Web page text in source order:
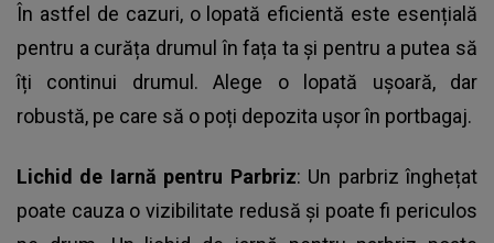
În astfel de cazuri, o lopată eficientă este esențială
pentru a curăța drumul în fața ta și pentru a putea să
îți continui drumul. Alege o lopată ușoară, dar
robustă, pe care să o poți depozita ușor în portbagaj.
Lichid de Iarnă pentru Parbriz: Un parbriz înghețat
poate cauza o vizibilitate redusă și poate fi periculos